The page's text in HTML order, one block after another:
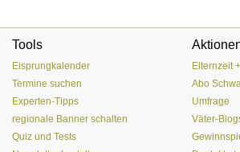
Tools
Eisprungkalender
Termine suchen
Experten-Tipps
regionale Banner schalten
Quiz und Tests
Elternzeit
Abo
Umfrage
Väter-